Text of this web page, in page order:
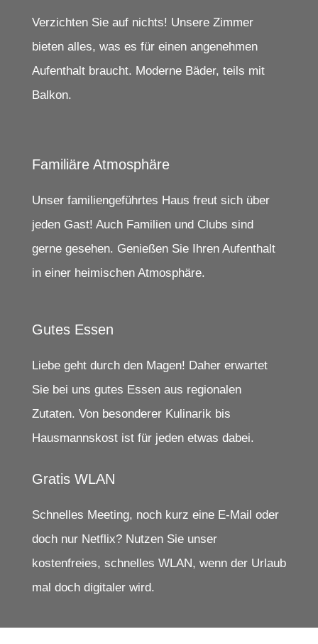
Verzichten Sie auf nichts! Unsere Zimmer
bieten alles, was es für einen angenehmen
Aufenthalt braucht. Moderne Bäder, teils mit
Balkon.
Familiäre Atmosphäre
Unser familiengeführtes Haus freut sich über
jeden Gast! Auch Familien und Clubs sind
gerne gesehen. Genießen Sie Ihren Aufenthalt
in einer heimischen Atmosphäre.
Gutes Essen
Liebe geht durch den Magen! Daher erwartet
Sie bei uns gutes Essen aus regionalen
Zutaten. Von besonderer Kulinarik bis
Hausmannskost ist für jeden etwas dabei.
Gratis WLAN
Schnelles Meeting, noch kurz eine E-Mail oder
doch nur Netflix? Nutzen Sie unser
kostenfreies, schnelles WLAN, wenn der Urlaub
mal doch digitaler wird.